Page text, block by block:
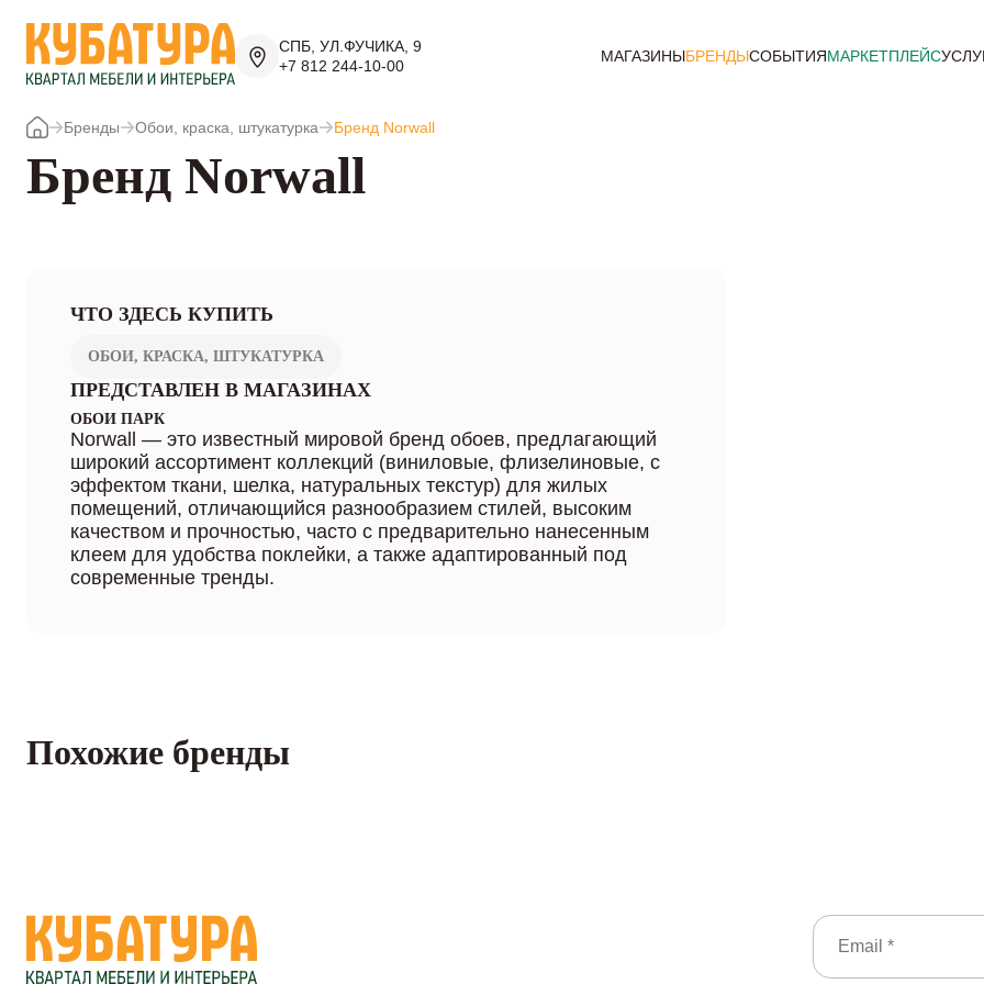
СПБ, УЛ.ФУЧИКА, 9
+7 812 244-10-00
МАГАЗИНЫБРЕНДЫСОБЫТИЯМАРКЕТПЛЕЙС
Бренды Обои, краска, штукатурка Бренд Norwall
Бренд Norwall
ЧТО ЗДЕСЬ КУПИТЬ
ОБОИ, КРАСКА, ШТУКАТУРКА
ПРЕДСТАВЛЕН В МАГАЗИНАХ
ОБОИ ПАРК
Norwall — это известный мировой бренд обоев, предлагающий
широкий ассортимент коллекций (виниловые, флизелиновые, с
эффектом ткани, шелка, натуральных текстур) для жилых
помещений, отличающийся разнообразием стилей, высоким
качеством и прочностью, часто с предварительно нанесенным
клеем для удобства поклейки, а также адаптированный под
современные тренды.
Похожие бренды